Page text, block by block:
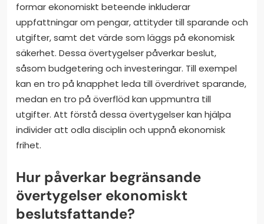
formar ekonomiskt beteende inkluderar
uppfattningar om pengar, attityder till sparande och
utgifter, samt det värde som läggs på ekonomisk
säkerhet. Dessa övertygelser påverkar beslut,
såsom budgetering och investeringar. Till exempel
kan en tro på knapphet leda till överdrivet sparande,
medan en tro på överflöd kan uppmuntra till
utgifter. Att förstå dessa övertygelser kan hjälpa
individer att odla disciplin och uppnå ekonomisk
frihet.
Hur påverkar begränsande
övertygelser ekonomiskt
beslutsfattande?